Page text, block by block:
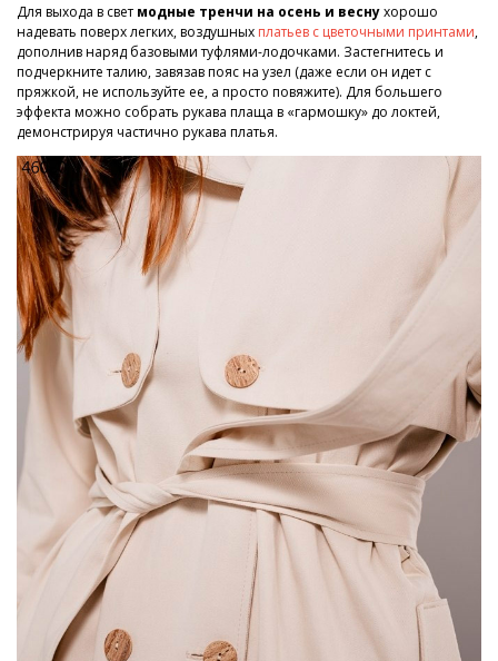
Для выхода в свет модные тренчи на осень и веснухорошо
надевать поверх легких, воздушных платьев с цветочными принтами,
дополнив наряд базовыми туфлями-лодочками. Застегнитесь и
подчеркните талию, завязав пояс на узел (даже если он идет с
пряжкой, не используйте ее, а просто повяжите). Для большего
эффекта можно собрать рукава плаща в «гармошку» до локтей,
демонстрируя частично рукава платья.